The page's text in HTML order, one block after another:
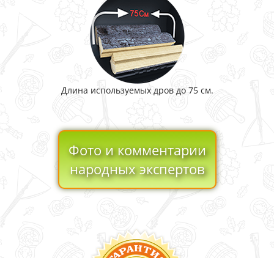
Длина используемых дров до 75 см.
Фото и комментарии
народных экспертов